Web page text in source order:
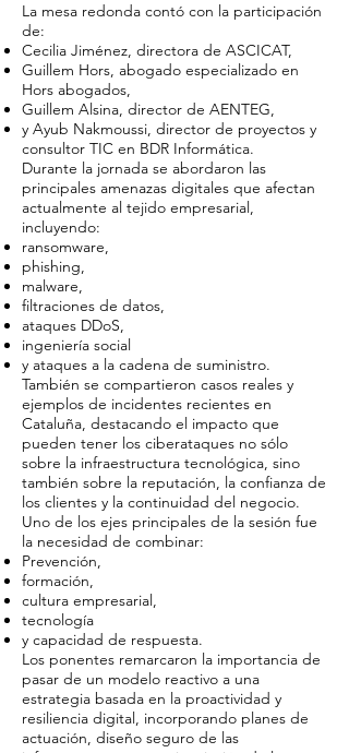
La mesa redonda contó con la participación
de:
Cecilia Jiménez, directora de ASCICAT,
Guillem Hors, abogado especializado en
Hors abogados,
Guillem Alsina, director de AENTEG,
y Ayub Nakmoussi, director de proyectos y
consultor TIC en BDR Informática.
Durante la jornada se abordaron las
principales amenazas digitales que afectan
actualmente al tejido empresarial,
incluyendo:
ransomware,
phishing,
malware,
filtraciones de datos,
ataques DDoS,
ingeniería social
y ataques a la cadena de suministro.
También se compartieron casos reales y
ejemplos de incidentes recientes en
Cataluña, destacando el impacto que
pueden tener los ciberataques no sólo
sobre la infraestructura tecnológica, sino
también sobre la reputación, la confianza de
los clientes y la continuidad del negocio.
Uno de los ejes principales de la sesión fue
la necesidad de combinar:
Prevención,
formación,
cultura empresarial,
tecnología
y capacidad de respuesta.
Los ponentes remarcaron la importancia de
pasar de un modelo reactivo a una
estrategia basada en la proactividad y
resiliencia digital, incorporando planes de
actuación, diseño seguro de las